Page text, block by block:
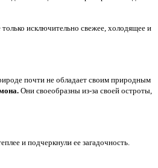
исключительно свежее, холодящее и
почти не обладает своим природным
Они своеобразны из-за своей остроты,
и подчеркнули ее загадочность.